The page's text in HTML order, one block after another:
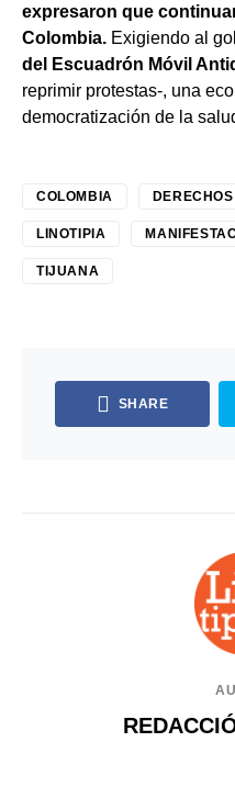
expresaron que
Colombia. Exigiendo al
del Escuadrón Móvil
reprimir protestas-, una
democratización de la
COLOMBIA
LINOTIPIA
TIJUANA
SHARE